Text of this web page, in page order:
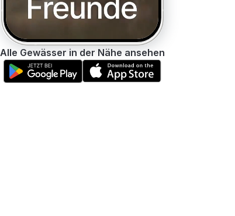
Alle Gewässer in der Nähe ansehen